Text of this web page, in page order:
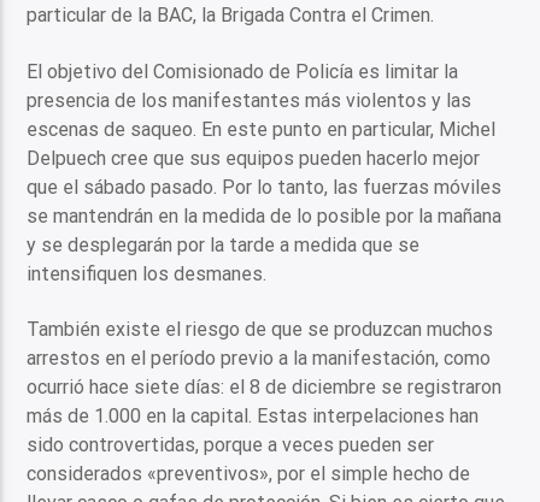
particular de la BAC, la Brigada Contra el Crimen.
El objetivo del Comisionado de Policía es limitar la
presencia de los manifestantes más violentos y las
escenas de saqueo. En este punto en particular, Michel
Delpuech cree que sus equipos pueden hacerlo mejor
que el sábado pasado. Por lo tanto, las fuerzas móviles
se mantendrán en la medida de lo posible por la mañana
y se desplegarán por la tarde a medida que se
intensifiquen los desmanes.
También existe el riesgo de que se produzcan muchos
arrestos en el período previo a la manifestación, como
ocurrió hace siete días: el 8 de diciembre se registraron
más de 1.000 en la capital. Estas interpelaciones han
sido controvertidas, porque a veces pueden ser
considerados «preventivos», por el simple hecho de